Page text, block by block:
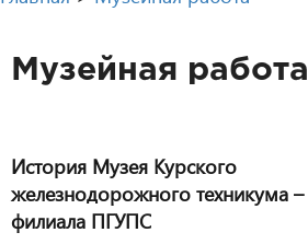
Музейная работа
История Музея Курского
железнодорожного техникума –
филиала ПГУПС